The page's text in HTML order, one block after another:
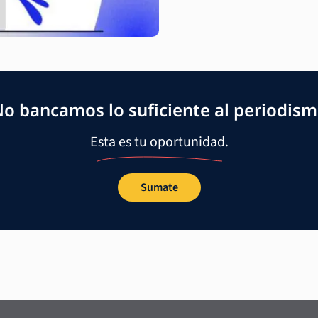
bancamos lo suficiente al
Esta es tu oportunidad.
Sumate